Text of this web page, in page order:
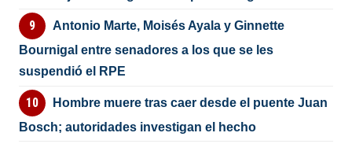
Antonio Marte, Moisés Ayala y Ginnette
Bournigal entre senadores a los que se les
suspendió el RPE
Hombre muere tras caer desde el puente Juan
Bosch; autoridades investigan el hecho